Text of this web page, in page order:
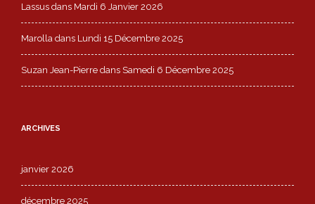
Lassus dans Mardi 6 Janvier 2026
Marolla dans Lundi 15 Décembre 2025
Suzan Jean-Pierre dans Samedi 6 Décembre 2025
ARCHIVES
janvier 2026
décembre 2025